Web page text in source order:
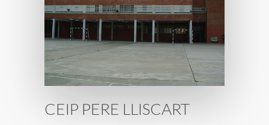
CEIP PERE LLISCART